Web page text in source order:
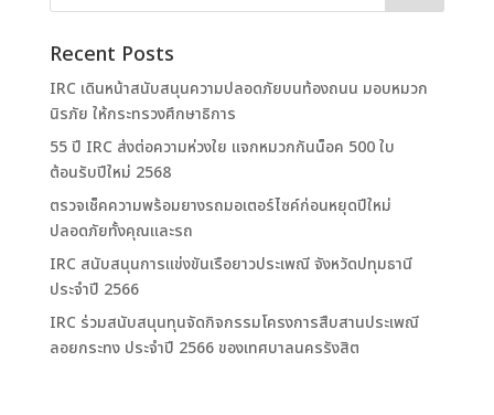
Recent Posts
IRC เดินหน้าสนับสนุนความปลอดภัยบนท้องถนน มอบหมวก
นิรภัย ให้กระทรวงศึกษาธิการ
55 ปี IRC ส่งต่อความห่วงใย แจกหมวกกันน็อค 500 ใบ
ต้อนรับปีใหม่ 2568
ตรวจเช็คความพร้อมยางรถมอเตอร์ไซค์ก่อนหยุดปีใหม่
ปลอดภัยทั้งคุณและรถ
IRC สนับสนุนการแข่งขันเรือยาวประเพณี จังหวัดปทุมธานี
ประจำปี 2566
IRC ร่วมสนับสนุนทุนจัดกิจกรรมโครงการสืบสานประเพณี
ลอยกระทง ประจำปี 2566 ของเทศบาลนครรังสิต